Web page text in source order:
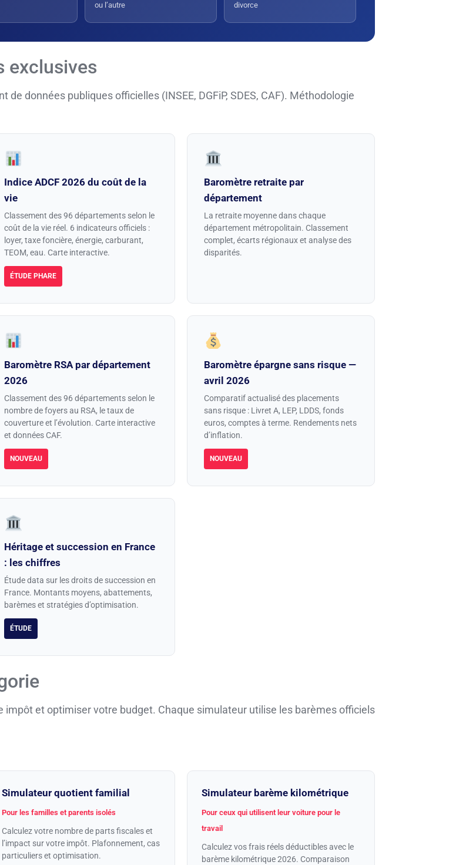
ou l’autre
divorce
exclusives
données publiques officielles (INSEE, DGFiP, SDES, CAF). Méthodologie
Indice ADCF 2026 du coût de la
vie
Classement des 96 départements selon le
coût de la vie réel. 6 indicateurs officiels :
loyer, taxe foncière, énergie, carburant,
TEOM, eau. Carte interactive.
ÉTUDE PHARE
Baromètre retraite par
département
La retraite moyenne dans chaque
département métropolitain. Classement
complet, écarts régionaux et analyse des
disparités.
Baromètre RSA par département
2026
Classement des 96 départements selon le
nombre de foyers au RSA, le taux de
couverture et l’évolution. Carte interactive
et données CAF.
NOUVEAU
Baromètre épargne sans risque —
avril 2026
Comparatif actualisé des placements
sans risque : Livret A, LEP, LDDS, fonds
euros, comptes à terme. Rendements nets
d’inflation.
NOUVEAU
Héritage et succession en France
: les chiffres
Étude data sur les droits de succession en
France. Montants moyens, abattements,
barèmes et stratégies d’optimisation.
ÉTUDE
impôt et optimiser votre budget. Chaque simulateur utilise les barèmes officiels
Simulateur quotient familial
Pour les familles et parents isolés
Calculez votre nombre de parts fiscales et
l’impact sur votre impôt. Plafonnement, cas
particuliers et optimisation.
Simulateur barème kilométrique
Pour ceux qui utilisent leur voiture pour le
travail
Calculez vos frais réels déductibles avec le
barème kilométrique 2026. Comparaison